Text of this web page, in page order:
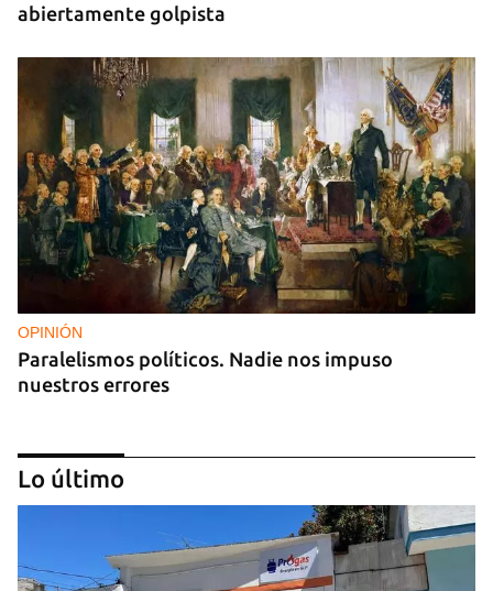
abiertamente golpista
OPINIÓN
Paralelismos políticos. Nadie nos impuso
nuestros errores
Lo último